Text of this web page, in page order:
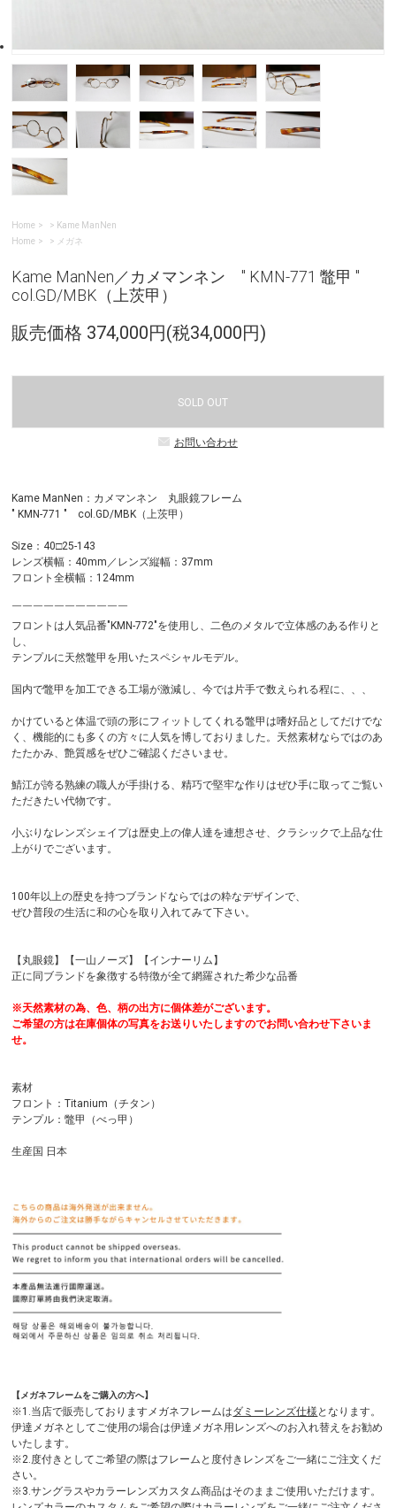
Home > Kame ManNen
Home
> メガネ
Kame ManNen／カメマンネン " KMN-771 鼈甲 "
col.GD/MBK（上茨甲）
販売価格 374,000円(税34,000円)
SOLD OUT
お問い合わせ
Kame ManNen：カメマンネン 丸眼鏡フレーム
" KMN-771 " col.GD/MBK（上茨甲）
Size：40□25-143
レンズ横幅：40mm／レンズ縦幅：37mm
フロント全横幅：124mm
￣￣￣￣￣￣￣￣￣￣￣
フロントは人気品番"KMN-772"を使用し、二色のメタルで立体感のある作りと
し、
テンプルに天然鼈甲を用いたスペシャルモデル。
国内で鼈甲を加工できる工場が激減し、今では片手で数えられる程に、、、
かけていると体温で頭の形にフィットしてくれる鼈甲は嗜好品としてだけでな
く、機能的にも多くの方々に人気を博しておりました。天然素材ならではのあ
たたかみ、艶質感をぜひご確認くださいませ。
鯖江が誇る熟練の職人が手掛ける、精巧で堅牢な作りはぜひ手に取ってご覧い
ただきたい代物です。
小ぶりなレンズシェイプは歴史上の偉人達を連想させ、クラシックで上品な仕
上がりでございます。
100年以上の歴史を持つブランドならではの粋なデザインで、
ぜひ普段の生活に和の心を取り入れてみて下さい。
【丸眼鏡】【一山ノーズ】【インナーリム】
正に同ブランドを象徴する特徴が全て網羅された希少な品番
※天然素材の為、色、柄の出方に個体差がございます。
ご希望の方は在庫個体の写真をお送りいたしますのでお問い合わせ下さいま
せ。
素材
フロント：Titanium（チタン）
テンプル：鼈甲（べっ甲）
生産国 日本
【メガネフレームをご購入の方へ】
※1.当店で販売しておりますメガネフレームはダミーレンズ仕様 となります。
伊達メガネとしてご使用の場合は伊達メガネ用レンズへのお入れ替えをお勧め
いたします。
※2.度付きとしてご希望の際はフレームと度付きレンズをご一緒にご注文くだ
さい。
※3.サングラスやカラーレンズカスタム商品はそのままご使用いただけます。